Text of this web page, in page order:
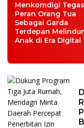
Menkomdigi
Peran Orang Tua
Sebagai Garda
Terdepan
Anak di Era Digital